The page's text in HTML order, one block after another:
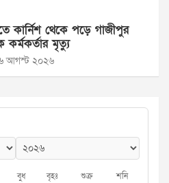
কার্নিশ থেকে পড়ে গাজীপুর
কর্মকর্তার মৃত্যু
আগস্ট ২০২৬
বুধ বৃহঃ শুক্র শনি